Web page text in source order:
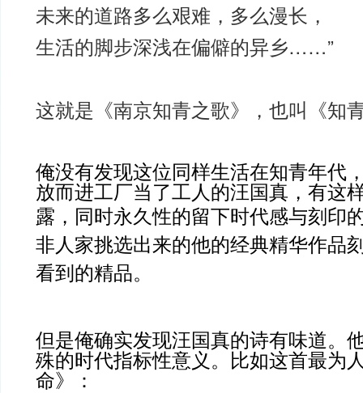
未来的道路多么艰难，多么漫长，
生活的脚步深浅在偏僻的异乡……”
这就是《南京知青之歌》，也叫《知
俺没有发现这位同样生活在知青年代
放而进工厂当了工人的汪国真，有这
露，同时永久性的留下时代感与刻印
非人家挑选出来的他的经典精华作品
看到的精品。
但是俺确实发现汪国真的诗有味道。
殊的时代指标性意义。比如这首最为
命》：